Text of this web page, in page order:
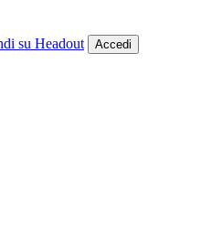
su Headout Accedi